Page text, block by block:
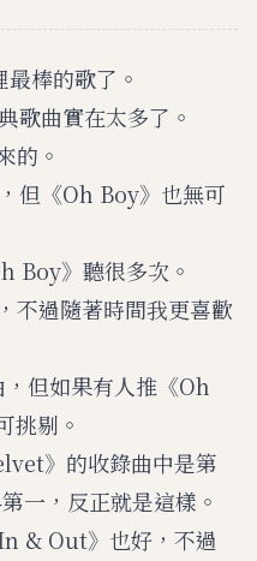
棒的歌了。
歌曲實在太多了。
的。
但《Oh Boy》也無可
Boy》聽很多次。
不過隨著時間我更喜歡
但如果有人推《Oh
挑剔。
》的收錄曲中是第
一，反正就是這樣。
& Out》也好，不過